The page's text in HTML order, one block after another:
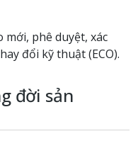
mới, phê duyệt, xác
đổi kỹ thuật (ECO).
đời sản